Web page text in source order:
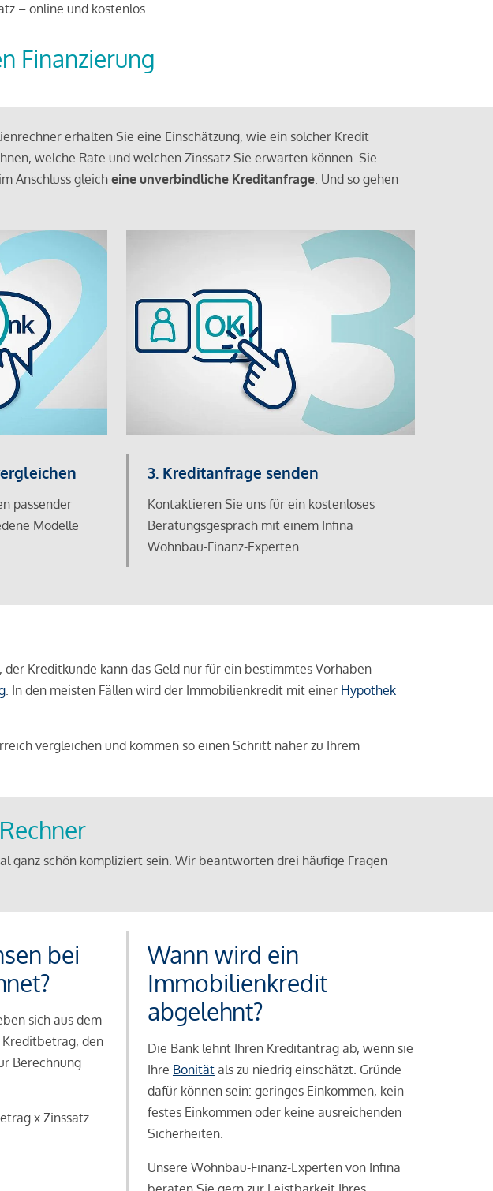
– online und kostenlos.
Finanzierung
erhalten Sie eine Einschätzung, wie ein solcher Kredit
welche Rate und welchen Zinssatz Sie erwarten können. Sie
Anschluss gleich eine unverbindliche Kreditanfrage. Und so gehen
passender
Modelle
3. Kreditanfrage senden
Kontaktieren Sie uns für ein kostenloses
Beratungsgespräch mit einem Infina
Wohnbau-Finanz-Experten.
Kreditkunde kann das Geld nur für ein bestimmtes Vorhaben
. In den meisten Fällen wird der Immobilienkredit mit einer Hypothek
vergleichen und kommen so einen Schritt näher zu Ihrem
ganz schön kompliziert sein. Wir beantworten drei häufige Fragen
bei
sich aus dem
den
Berechnung
x Zinssatz
Wann wird ein
Immobilienkredit
abgelehnt?
Die Bank lehnt Ihren Kreditantrag ab, wenn sie
Ihre Bonitätals zu niedrig einschätzt. Gründe
dafür können sein: geringes Einkommen, kein
festes Einkommen oder keine ausreichenden
Sicherheiten.
Unsere Wohnbau-Finanz-Experten von Infina